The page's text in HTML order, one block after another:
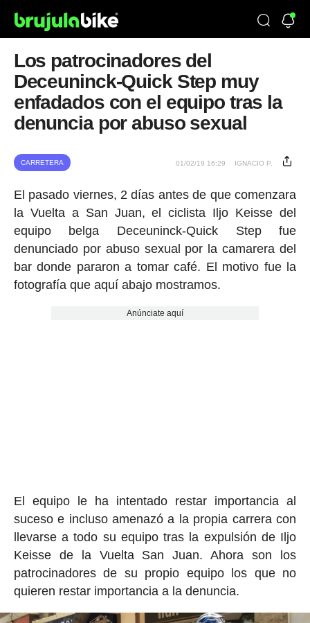
Los patrocinadores del
Deceuninck-Quick Step muy
enfadados con el equipo tras la
denuncia por abuso sexual
CARRETERA 01/02/19 16:29 IGNACIO P.
El pasado viernes, 2 días antes de que comenzara
la Vuelta a San Juan, el ciclista Iljo Keisse del
equipo belga Deceuninck-Quick Step fue
denunciado por abuso sexual por la camarera del
bar donde pararon a tomar café. El motivo fue la
fotografía que aquí abajo mostramos.
Anúnciate aquí
El equipo le ha intentado restar importancia al
suceso e incluso amenazó a la propia carrera con
llevarse a todo su equipo tras la expulsión de Iljo
Keisse de la Vuelta San Juan. Ahora son los
patrocinadores de su propio equipo los que no
quieren restar importancia a la denuncia.